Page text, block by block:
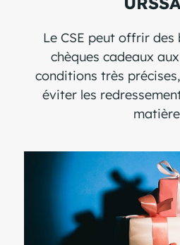
Le CSE peut offrir des
chèques cadeaux
conditions très
éviter les